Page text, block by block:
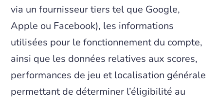
via un fournisseur tiers tel que Google,
Apple ou Facebook), les informations
utilisées pour le fonctionnement du compte,
ainsi que les données relatives aux scores,
performances de jeu et localisation générale
permettant de déterminer l’éligibilité au